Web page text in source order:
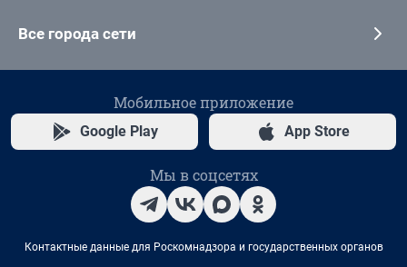
Все города сети
Мобильное приложение
Google Play App Store
Мы в соцсетях
Контактные данные для Роскомнадзора и государственных органов